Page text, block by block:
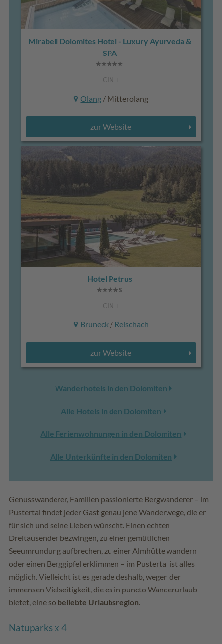
Mirabell Dolomites Hotel - Luxury Ayurveda &
SPA
CIN +
Olang / Mitterolang
zur Website
Hotel Petrus
CIN +
Bruneck/ Reischach
zur Website
Wanderhotels in den Dolomiten
Alle Hotels in den Dolomiten
Alle Ferienwohnungen in den Dolomiten
Alle Unterkünfte in den Dolomiten
Genusswanderer, Familien passionierte Bergwanderer – im
Pustertal findet jeder Gast genau jene Wanderwege, die er
für sich und seine Lieben wünscht. Einen echten
Dreitausender bezwingen, zu einer gemütlichen
Seeumrundung aufbrechen, zu einer Almhütte wandern
oder einen Berggipfel erklimmen – im Pustertal ist alles
möglich. Vielleicht ist es gerade deshalb, wegen der
immensen Vielseitigkeit, die es in puncto Wanderurlaub
bietet, eine so beliebte Urlaubsregion.
Natuparks x 4